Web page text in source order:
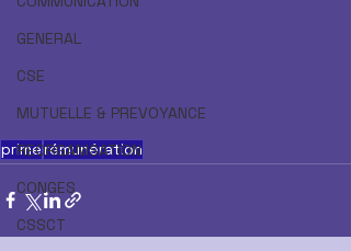
GENERAL
CSE
MUTUELLE & PREVOYANCE
REORGANISATION
CONGES
CSSCT
primerémunération